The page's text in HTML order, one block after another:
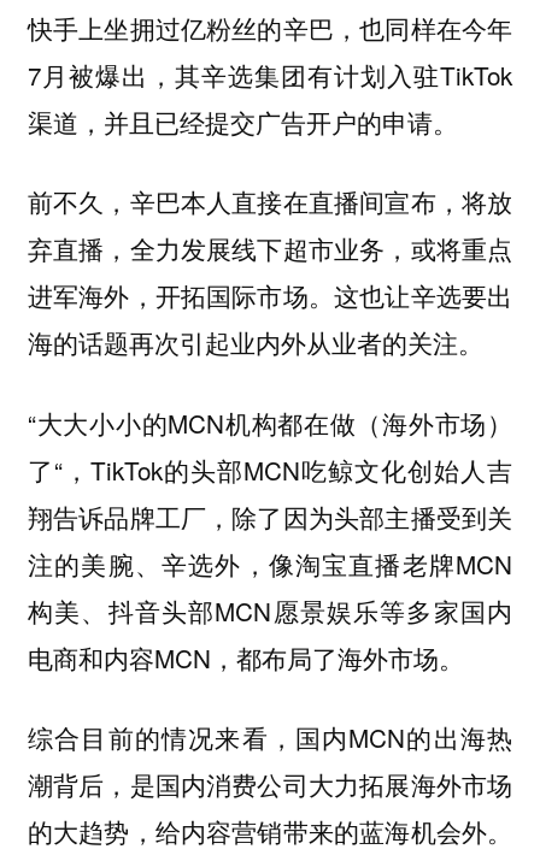
快手上坐拥过亿粉丝的辛巴，也同样在今年
7月被爆出，其辛选集团有计划入驻TikTok
渠道，并且已经提交广告开户的申请。
前不久，辛巴本人直接在直播间宣布，将放
弃直播，全力发展线下超市业务，或将重点
进军海外，开拓国际市场。这也让辛选要出
海的话题再次引起业内外从业者的关注。
“大大小小的MCN机构都在做（海外市场）
了“，TikTok的头部MCN吃鲸文化创始人吉
翔告诉品牌工厂，除了因为头部主播受到关
注的美腕、辛选外，像淘宝直播老牌MCN
构美、抖音头部MCN愿景娱乐等多家国内
电商和内容MCN，都布局了海外市场。
综合目前的情况来看，国内MCN的出海热
潮背后，是国内消费公司大力拓展海外市场
的大趋势，给内容营销带来的蓝海机会外。